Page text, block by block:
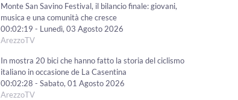
Monte San Savino Festival, il bilancio finale: giovani,
musica e una comunità che cresce
00:02:19 - Lunedì, 03 Agosto 2026
ArezzoTV
In mostra 20 bici che hanno fatto la storia del ciclismo
italiano in occasione de La Casentina
00:02:28 - Sabato, 01 Agosto 2026
ArezzoTV